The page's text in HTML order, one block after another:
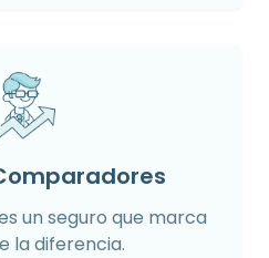
un seguro que marca
la diferencia.